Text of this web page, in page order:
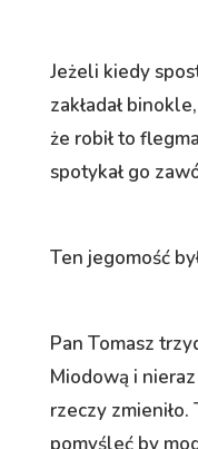
Jeżeli kiedy
zakładał
że robił to
spotykał go
Ten jegomość
Pan Tomasz
Miodową i
rzeczy zmieniło.